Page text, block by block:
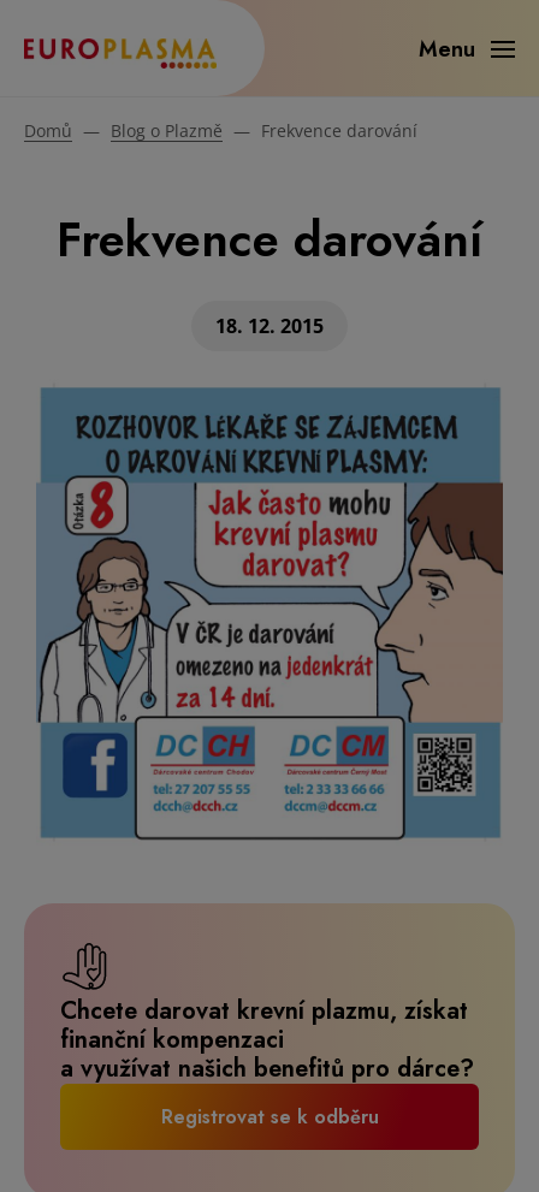
Menu
Domů — Blog o Plazmě — Frekvence darování
Frekvence darování
18. 12. 2015
Chcete darovat krevní plazmu, získat
finanční kompenzaci
a využívat našich benefitů pro dárce?
Registrovat se k odběru